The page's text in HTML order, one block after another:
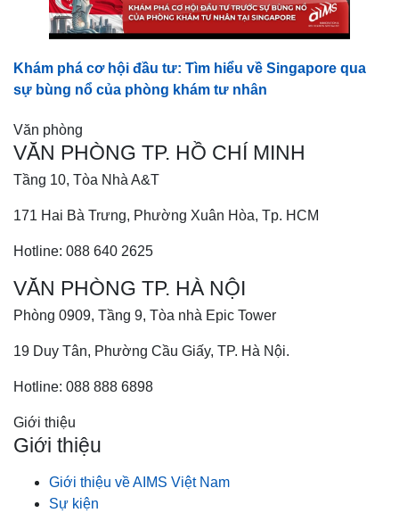
Khám phá cơ hội đầu tư: Tìm hiểu về Singapore qua
sự bùng nổ của phòng khám tư nhân
Văn phòng
VĂN PHÒNG TP. HỒ CHÍ MINH
Tầng 10, Tòa Nhà A&T
171 Hai Bà Trưng, Phường Xuân Hòa, Tp. HCM
Hotline: 088 640 2625
VĂN PHÒNG TP. HÀ NỘI
Phòng 0909, Tầng 9, Tòa nhà Epic Tower
19 Duy Tân, Phường Cầu Giấy, TP. Hà Nội.
Hotline: 088 888 6898
Giới thiệu
Giới thiệu
Giới thiệu về AIMS Việt Nam
Sự kiện